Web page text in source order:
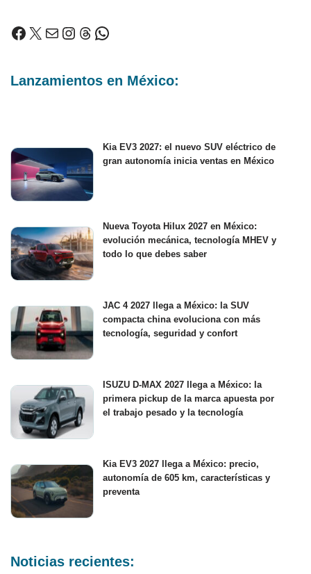
Lanzamientos en México:
Kia EV3 2027: el nuevo SUV eléctrico de
gran autonomía inicia ventas en México
Nueva Toyota Hilux 2027 en México:
evolución mecánica, tecnología MHEV y
todo lo que debes saber
JAC 4 2027 llega a México: la SUV
compacta china evoluciona con más
tecnología, seguridad y confort
ISUZU D-MAX 2027 llega a México: la
primera pickup de la marca apuesta por
el trabajo pesado y la tecnología
Kia EV3 2027 llega a México: precio,
autonomía de 605 km, características y
preventa
Noticias recientes: